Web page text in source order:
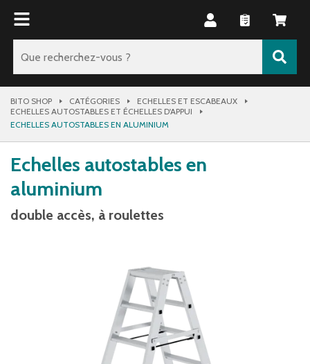
BITO SHOP CATÉGORIES
ECHELLES ET ESCABEAUX
ECHELLES AUTOSTABLES ET ÉCHELLES D'APPUI
ECHELLES AUTOSTABLES EN ALUMINIUM
Echelles autostables en
aluminium
double accès, à roulettes